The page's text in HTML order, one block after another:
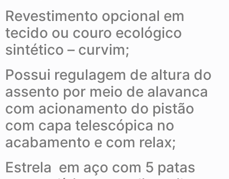
Revestimento opcional em
tecido ou couro ecológico
sintético – curvim;
Possui regulagem de altura do
assento por meio de alavanca
com acionamento do pistão
com capa telescópica no
acabamento e com relax;
Estrela em aço com 5 patas